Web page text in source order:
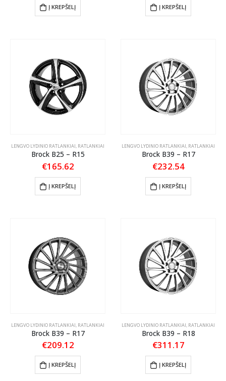
Į KREPŠELĮ Į KREPŠELĮ
LENGVO LYDINIO RATLANKIAI, RATLANKIAI
Brock B25 – R15
€165.62
Į KREPŠELĮ
LENGVO LYDINIO RATLANKIAI, RATLANKIAI
Brock B39 – R17
€232.54
Į KREPŠELĮ
LENGVO LYDINIO RATLANKIAI RATLANKIAI
Brock B39 – R17
€209.12
Į KREPŠELĮ
LENGVO LYDINIO RATLANKIAI RATLANKIAI
Brock B39 – R18
€311.17
Į KREPŠELĮ